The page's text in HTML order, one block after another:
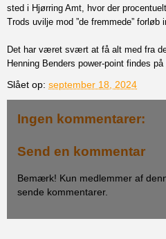
sted i Hjørring Amt, hvor der
Trods uvilje mod ”de fremmede” forløb
Det har været svært at få alt med fra
Henning Benders power-point findes på
Slået op: september 18, 2024
Ingen kommentarer:
Send en kommentar
Bemærk! Kun medlemmer af
sende kommentarer.